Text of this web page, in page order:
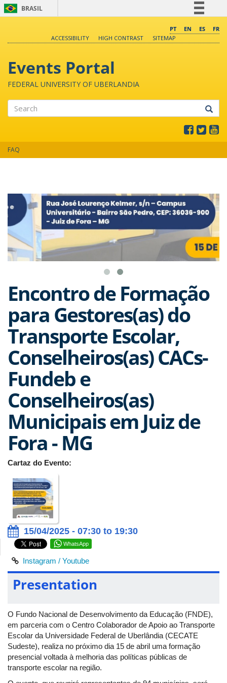
BRASIL
Comunica BR
Canais
PT EN ES
FR
ACCESSIBILITY
HIGH CONTRAST SITEMAP
Events Portal
FEDERAL UNIVERSITY OF UBERLANDIA
FAQ
Encontro de Formação
para Gestores(as) do
Transporte Escolar,
Conselheiros(as) CACs-
Fundeb e
Conselheiros(as)
Municipais em Juiz de
Fora - MG
Cartaz do Evento:
15/04/2025 - 07:30 to 19:30
WhatsApp
Instagram / Youtube
Presentation
O Fundo Nacional de Desenvolvimento da Educação (FNDE),
em parceria com o Centro Colaborador de Apoio ao Transporte
Escolar da Universidade Federal de Uberlândia (CECATE
Sudeste), realiza no próximo dia 15 de abril uma formação
presencial voltada à melhoria das políticas públicas de
transporte escolar na região.